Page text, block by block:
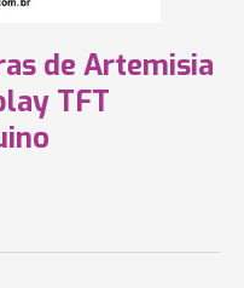
de Artemisia
TFT